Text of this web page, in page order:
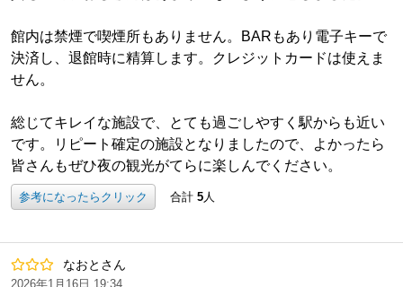
館内は禁煙で喫煙所もありません。BARもあり電子キーで
決済し、退館時に精算します。クレジットカードは使えま
せん。
総じてキレイな施設で、とても過ごしやすく駅からも近い
です。リピート確定の施設となりましたので、よかったら
皆さんもぜひ夜の観光がてらに楽しんでください。
参考になったらクリック 合計 5人
なおとさん
2026年1月16日 19:34